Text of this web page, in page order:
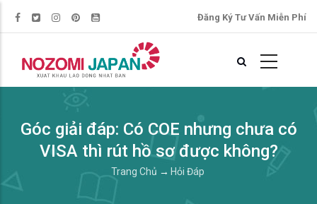
Đăng Ký Tư Vấn Miễn Phí
Góc giải đáp: Có COE nhưng chưa có
VISA thì rút hồ sơ được không?
Trang Chủ → Hỏi Đáp